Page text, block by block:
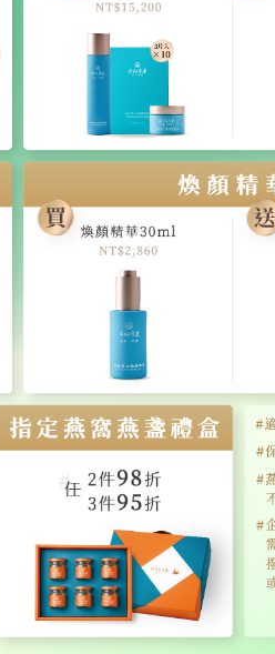
【自用經典360】經典燕窩．